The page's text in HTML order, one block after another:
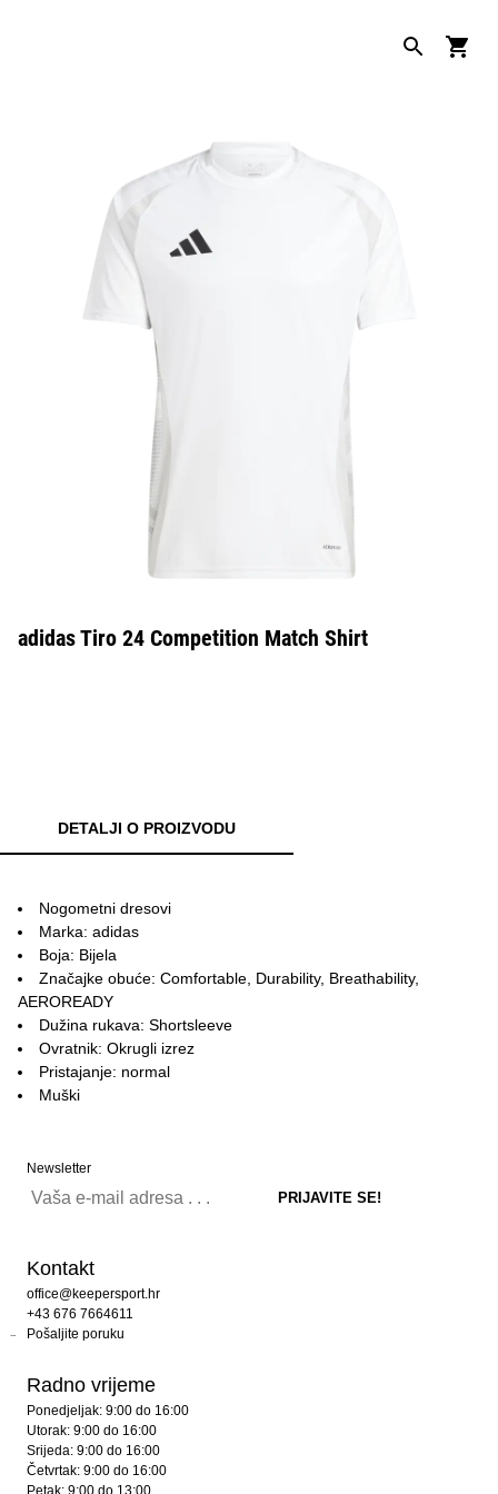
adidas Tiro 24 Competition Match Shirt
DETALJI O PROIZVODU
Nogometni dresovi
Marka: adidas
Boja: Bijela
Značajke obuće: Comfortable, Durability, Breathability,
AEROREADY
Dužina rukava: Shortsleeve
Ovratnik: Okrugli izrez
Pristajanje: normal
Muški
Newsletter
Kontakt
office@keepersport.hr
+43 676 7664611
Pošaljite poruku
Radno vrijeme
Ponedjeljak: 9:00 do 16:00
Utorak: 9:00 do 16:00
Srijeda: 9:00 do 16:00
Četvrtak: 9:00 do 16:00
Petak: 9:00 do 13:00